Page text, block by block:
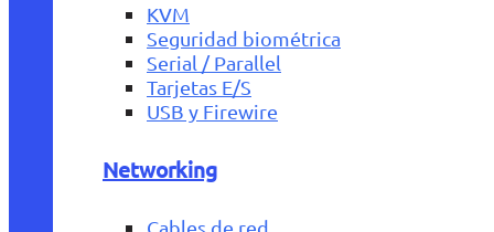
KVM
Seguridad biométrica
Serial / Parallel
Tarjetas E/S
USB y Firewire
Networking
Cables de red